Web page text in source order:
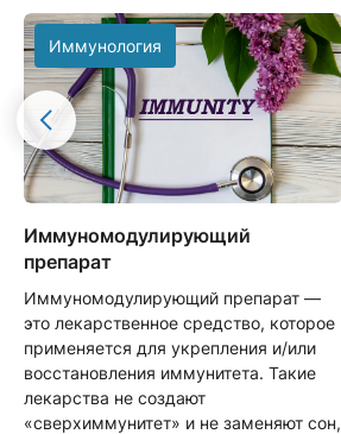
Иммунология
Иммуномодулирующий
препарат
Иммуномодулирующий препарат —
это лекарственное средство, которое
применяется для укрепления и/или
восстановления иммунитета. Такие
лекарства не создают
«сверхиммунитет» и не заменяют сон,